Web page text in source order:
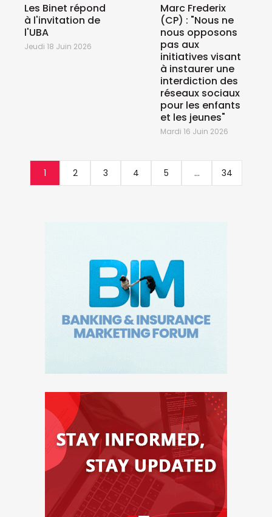
Les Binet répond
à l'invitation de
l'UBA
Jeudi 18 Juin 2026
Marc Frederix
(CP) : "Nous ne
nous opposons
pas aux
initiatives visant
à instaurer une
interdiction des
réseaux sociaux
pour les enfants
et les jeunes"
Mardi 16 Juin 2026
1 2 3 4 5 ... 34